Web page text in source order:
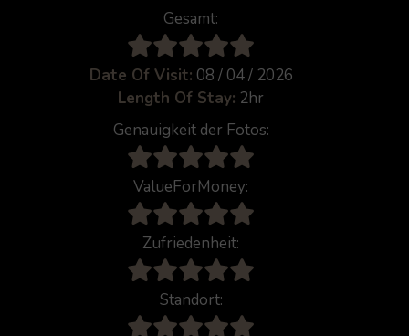
Gesamt:
Date Of Visit: 08 / 04 / 2026
Length Of Stay: 2hr
Genauigkeit der Fotos:
ValueForMoney:
Zufriedenheit:
Standort: